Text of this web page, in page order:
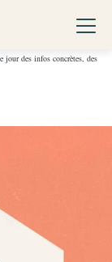
jour des infos concrètes, des